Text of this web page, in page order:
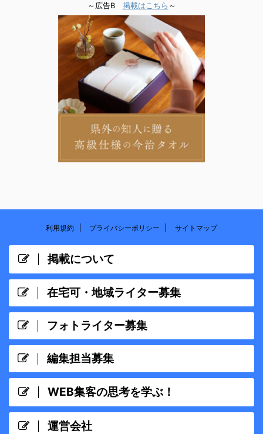
～広告B 掲載はこちら ～
利用規約 プライバシーポリシー サイトマップ
掲載について
在宅可・地域ライター募集
フォトライター募集
編集担当募集
WEB集客の思考を学ぶ！
運営会社